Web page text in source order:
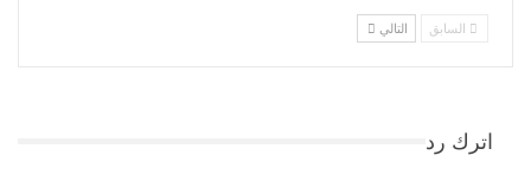
السابق التالي
اترك رد